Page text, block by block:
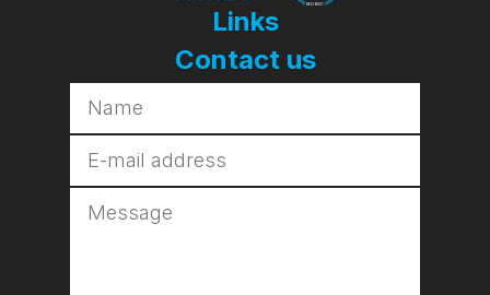
Links
Contact us